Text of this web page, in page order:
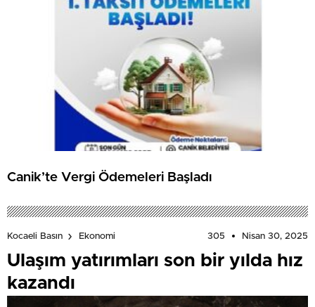
Canik’te Vergi Ödemeleri Başladı
Kocaeli Basın Ekonomi 305 Nisan 30, 2025
Ulaşım yatırımları son bir yılda hız
kazandı